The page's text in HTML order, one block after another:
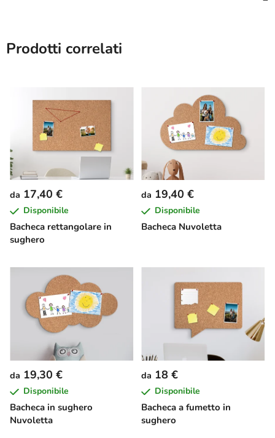
Prodotti correlati
Bacheca rettangolare in
sughero
da 17,40 €
Disponibile
Bacheca Nuvoletta
da 19,40 €
Disponibile
Bacheca in sughero
Nuvoletta
da 19,30 €
Disponibile
Bacheca a fumetto in
sughero
da 18 €
Disponibile